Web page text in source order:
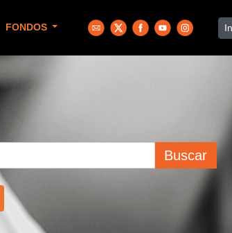
FONDOS
Buscar